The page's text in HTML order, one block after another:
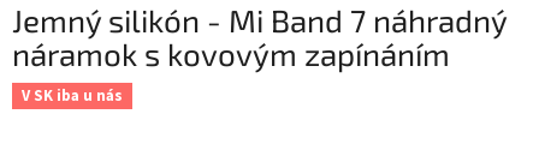
Jemný silikón - Mi Band 7 náhradný
náramok s kovovým zapínáním
V SK iba u nás